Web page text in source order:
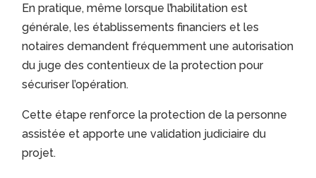
En pratique, même lorsque l’habilitation est
générale, les établissements financiers et les
notaires demandent fréquemment une autorisation
du juge des contentieux de la protection pour
sécuriser l’opération.
Cette étape renforce la protection de la personne
assistée et apporte une validation judiciaire du
projet.